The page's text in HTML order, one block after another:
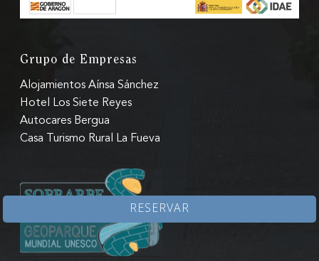
RESERVAR
Grupo de Empresas
Alojamientos Aínsa Sánchez
Hotel Los Siete Reyes
Autocares Bergua
Casa Turismo Rural La Fueva